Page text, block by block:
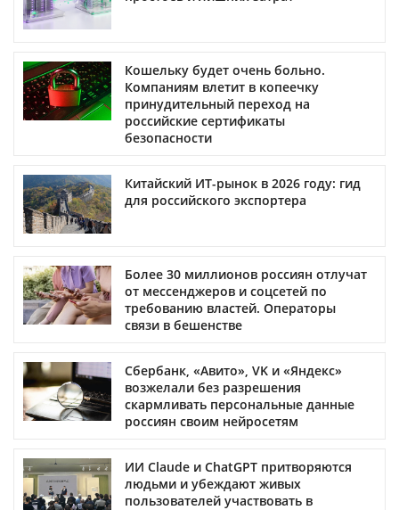
Кошельку будет очень больно.
Компаниям влетит в копеечку
принудительный переход на
российские сертификаты
безопасности
Китайский ИТ-рынок в 2026 году: гид
для российского экспортера
Более 30 миллионов россиян отлучат
от мессенджеров и соцсетей по
требованию властей. Операторы
связи в бешенстве
Сбербанк, «Авито», VK и «Яндекс»
возжелали без разрешения
скармливать персональные данные
россиян своим нейросетям
ИИ Claude и ChatGPT притворяются
людьми и убеждают живых
пользователей участвовать в